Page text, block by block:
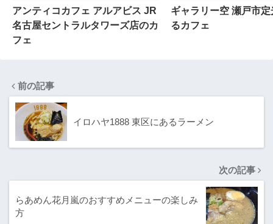
アンティコカフェ アルアビス JR
名古屋セントラルタワーズ店のカ
フェ
ギャラリー空 瀬戸市
るカフェ
前の記事
イロハヤ1888 東区にあるラーメン
次の記事
らあめん花月嵐のおすすめメニューの楽しみ
方